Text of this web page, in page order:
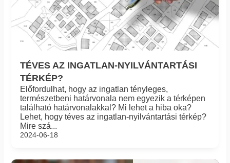
TÉVES AZ INGATLAN-NYILVÁNTARTÁSI
TÉRKÉP?
Előfordulhat, hogy az ingatlan tényleges,
természetbeni határvonala nem egyezik a térképen
található határvonalakkal? Mi lehet a hiba oka?
Lehet, hogy téves az ingatlan-nyilvántartási térkép?
Mire szá...
2024-06-18